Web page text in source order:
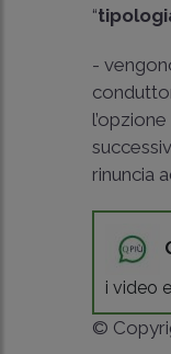
“
-
rinuncia
i video
©